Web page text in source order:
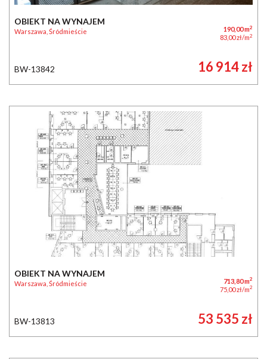
OBIEKT NA WYNAJEM
Warszawa, Śródmieście 190,00 m2
83,00 zł/m2
BW-13842 16 914 zł
OBIEKT NA WYNAJEM
Warszawa, Śródmieście 713,80 m2
75,00 zł/m2
BW-13813 53 535 zł